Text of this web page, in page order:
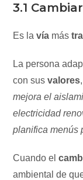
3.1
Es lavía más
La persona
con sus valores
mejora el
electricidad
planifica menús
Cuando el
ambiental de